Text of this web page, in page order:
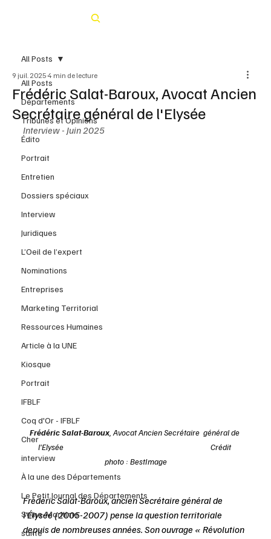
All Posts
Départements
Tribunes et Opinions
Édito
Portrait
Entretien
Dossiers spéciaux
Interview
Juridiques
L’Oeil de l’expert
Nominations
Entreprises
Marketing Territorial
Ressources Humaines
Article à la UNE
Kiosque
Portrait
IFBLF
Coq d'Or - IFBLF
Cher
interview
À la une des Départements
Le Petit Journal des Départements
Seine-Maritime
santé
All Posts
Frédéric Salat-Baroux, Avocat Ancien
Secrétaire général de l'Elysée
9 juil. 2025 4 min de lecture
Interview - Juin 2025
Frédéric Salat-Baroux , Avocat Ancien Secrétaire  général de
l'Elysée                                                                                 Crédit
photo : BestImage
Frédéric Salat-Baroux, ancien Secrétaire général de
l’Élysée (2005-2007) pense la question territoriale
depuis de nombreuses années. Son ouvrage « Révolution